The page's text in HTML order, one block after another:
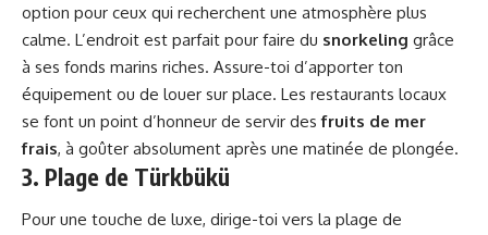
option pour ceux qui recherchent une atmosphère plus
calme. L’endroit est parfait pour faire du snorkeling grâce
à ses fonds marins riches. Assure-toi d’apporter ton
équipement ou de louer sur place. Les restaurants locaux
se font un point d’honneur de servir desfruits de mer
frais, à goûter absolument après une matinée de plongée.
3. Plage de Türkbükü
Pour une touche de luxe, dirige-toi vers la plage de